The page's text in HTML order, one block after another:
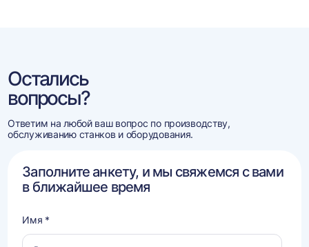
Остались
вопросы?
Ответим на любой ваш вопрос по производству,
обслуживанию станков и оборудования.
Заполните анкету, и мы свяжемся с вами
в ближайшее время
Имя *